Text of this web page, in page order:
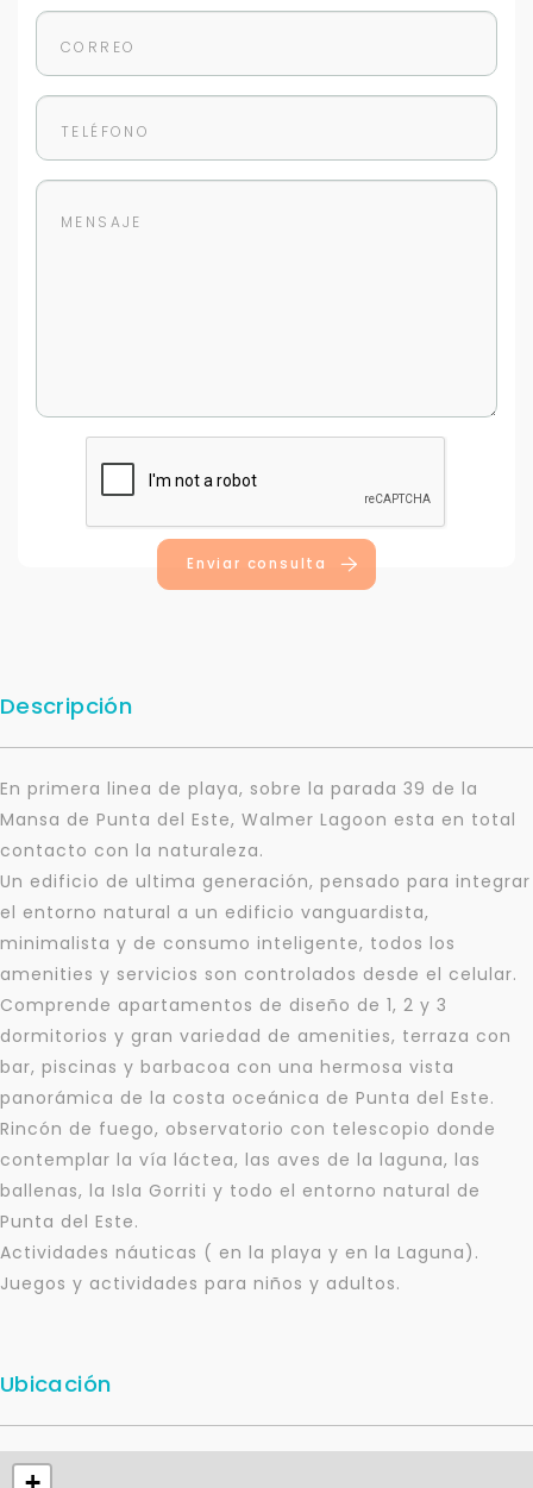
Enviar consulta
Descripción
En primera linea de playa, sobre la parada 39 de la
Mansa de Punta del Este, Walmer Lagoon esta en total
contacto con la naturaleza.
Un edificio de ultima generación, pensado para integrar
el entorno natural a un edificio vanguardista,
minimalista y de consumo inteligente, todos los
amenities y servicios son controlados desde el celular.
Comprende apartamentos de diseño de 1, 2 y 3
dormitorios y gran variedad de amenities, terraza con
bar, piscinas y barbacoa con una hermosa vista
panorámica de la costa oceánica de Punta del Este.
Rincón de fuego, observatorio con telescopio donde
contemplar la vía láctea, las aves de la laguna, las
ballenas, la Isla Gorriti y todo el entorno natural de
Punta del Este.
Actividades náuticas ( en la playa y en la Laguna).
Juegos y actividades para niños y adultos.
Ubicación
+
Para responderte